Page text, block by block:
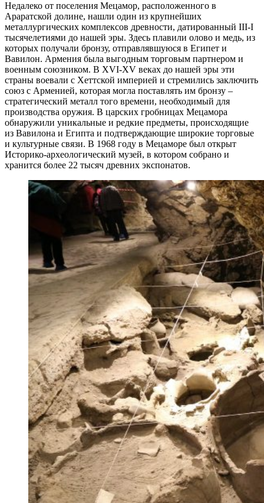
Недалеко от поселения Мецамор, расположенного в
Араратской долине, нашли один из крупнейших
металлургических комплексов древности, датированный III-I
тысячелетиями до нашей эры. Здесь плавили олово и медь, из
которых получали бронзу, отправлявшуюся в Египет и
Вавилон. Армения была выгодным торговым партнером и
военным союзником. В XVI-XV веках до нашей эры эти
страны воевали с Хеттской империей и стремились заключить
союз с Арменией, которая могла поставлять им бронзу –
стратегический металл того времени, необходимый для
производства оружия. В царских гробницах Мецамора
обнаружили уникальные и редкие предметы, происходящие
из Вавилона и Египта и подтверждающие широкие торговые
и культурные связи. В 1968 году в Мецаморе был открыт
Историко-археологический музей, в котором собрано и
хранится более 22 тысяч древних экспонатов.